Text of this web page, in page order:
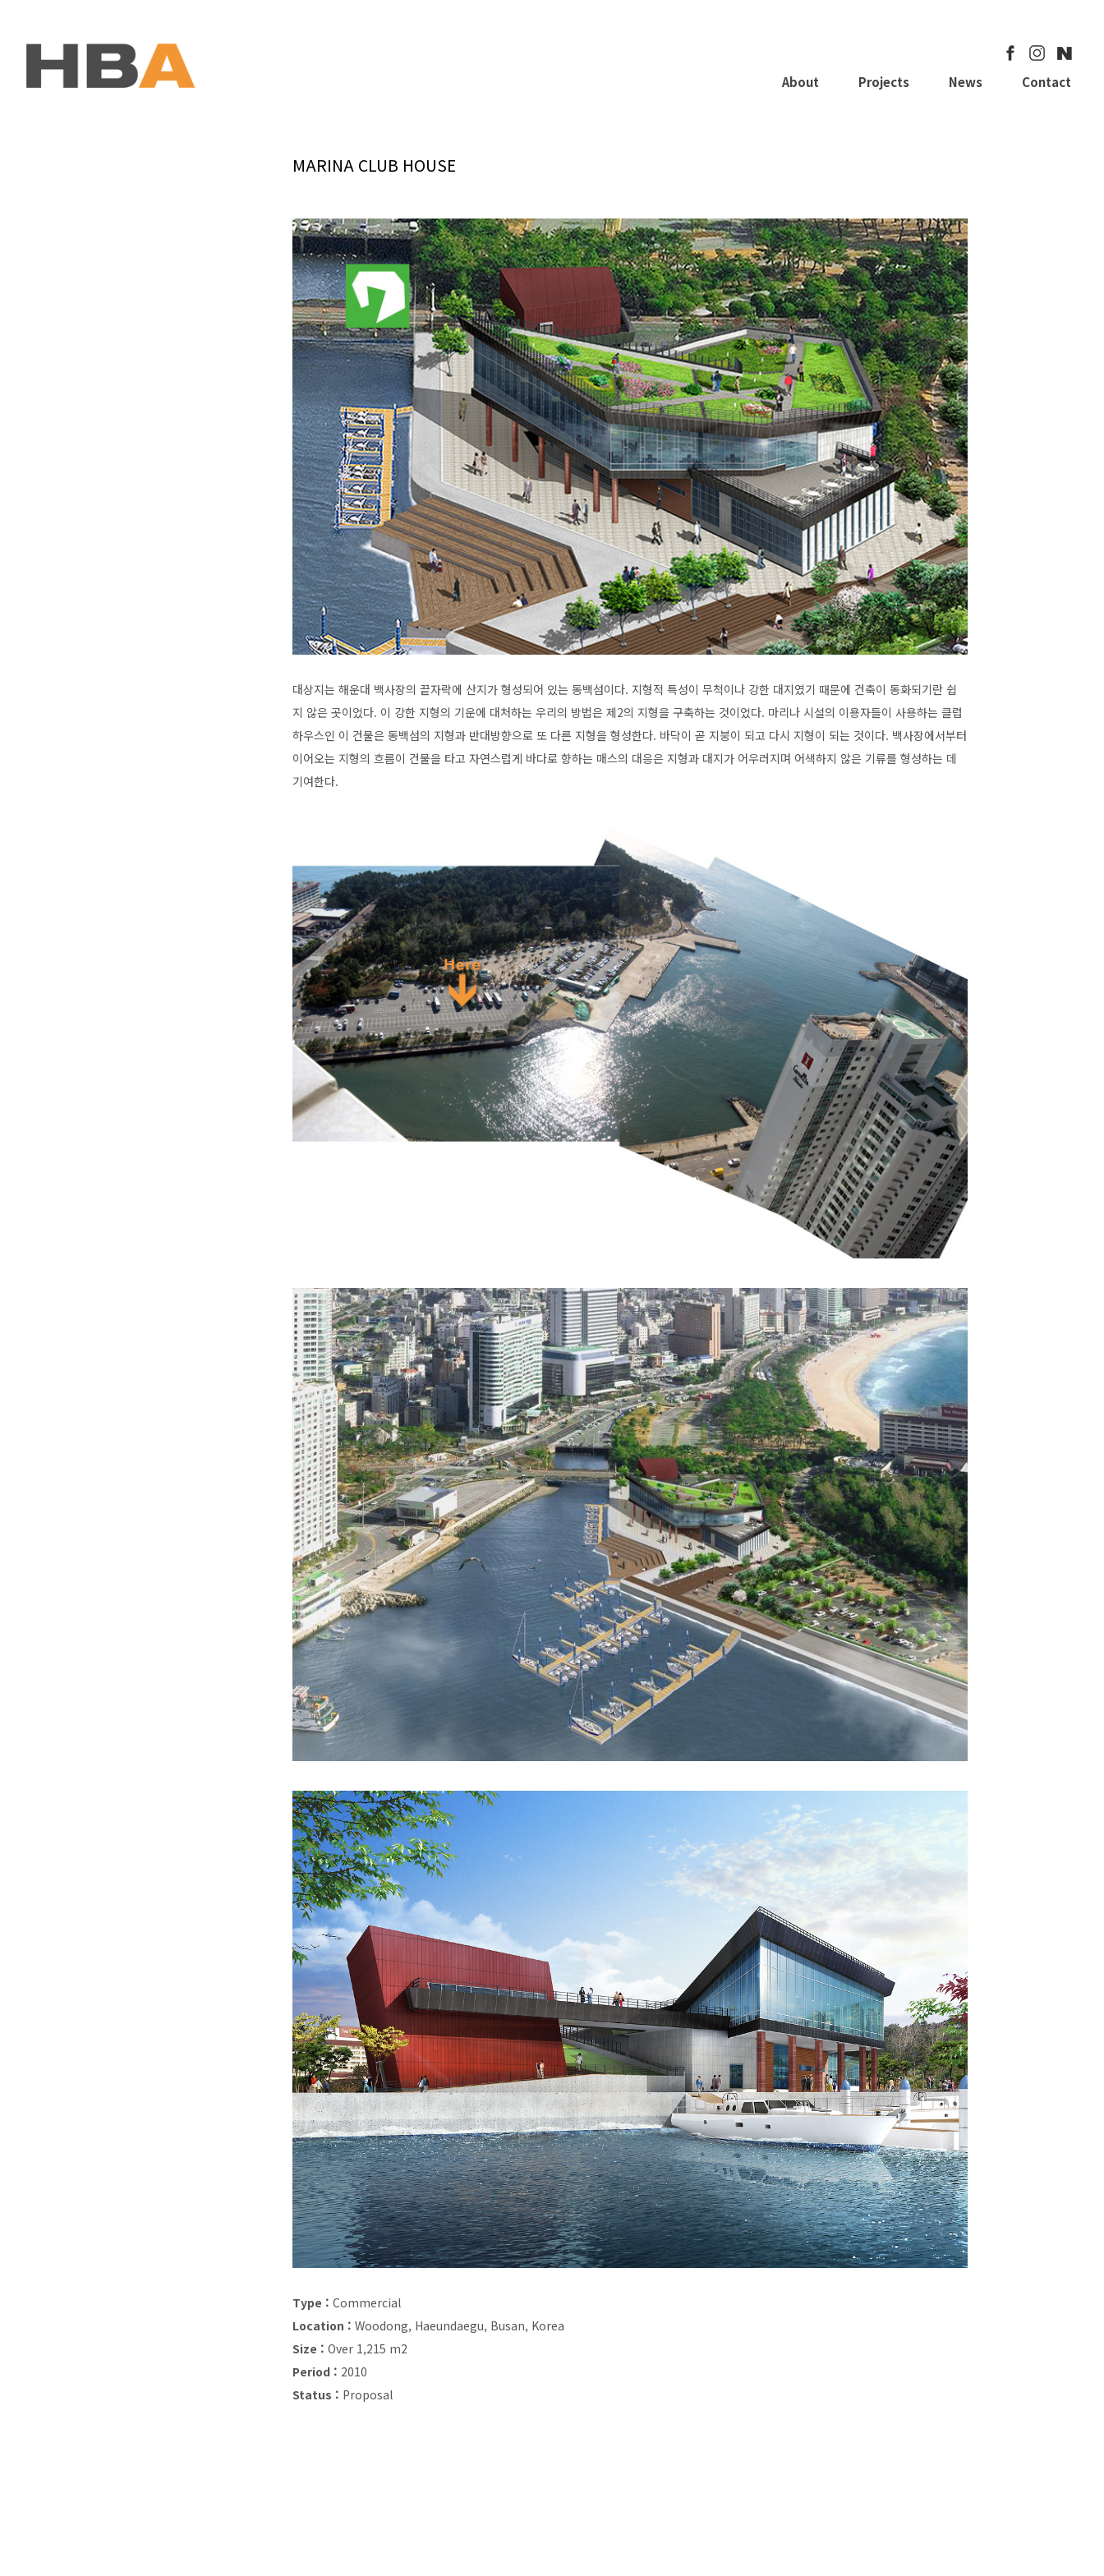
About Projects News Contact
MARINA CLUB HOUSE
대상지는 해운대 백사장의 끝자락에 산지가 형성되어 있는 동백섬이다. 지형적 특성이 무척이나 강한 대지였기 때문에 건축이 동화되기란 쉽
지 않은 곳이었다. 이 강한 지형의 기운에 대처하는 우리의 방법은 제2의 지형을 구축하는 것이었다. 마리나 시설의 이용자들이 사용하는 클럽
하우스인 이 건물은 동백섬의 지형과 반대방향으로 또 다른 지형을 형성한다. 바닥이 곧 지붕이 되고 다시 지형이 되는 것이다. 백사장에서부터
이어오는 지형의 흐름이 건물을 타고 자연스럽게 바다로 향하는 매스의 대응은 지형과 대지가 어우러지며 어색하지 않은 기류를 형성하는 데
기여한다.
Type : Commercial
Location :Woodong, Haeundaegu, Busan, Korea
Size : Over 1,215 m2
Period : 2010
Status : Proposal